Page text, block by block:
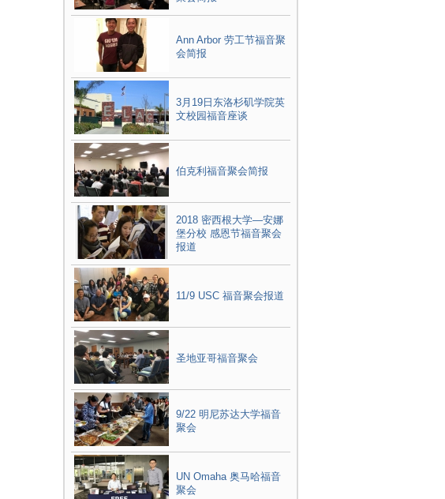
Ann Arbor 劳工节福音聚
会简报
3月19日东洛杉矶学院英
文校园福音座谈
伯克利福音聚会简报
2018 密西根大学—安娜
堡分校 感恩节福音聚会
报道
11/9 USC 福音聚会报道
圣地亚哥福音聚会
9/22 明尼苏达大学福音
聚会
UN Omaha 奥马哈福音
聚会